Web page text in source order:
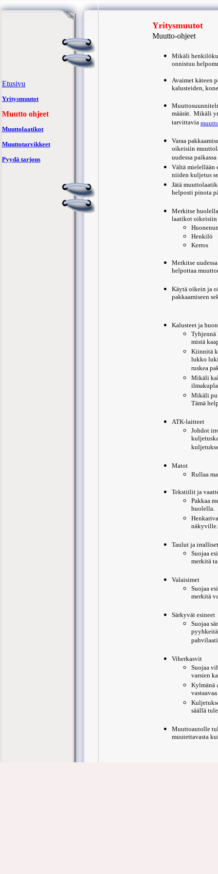
Etusivu
Yritysmuutot
Muutto ohjeet
Muuttolaatikot
Muuttotarvikkeet
Pyydä tarjous
Yritysmuutot
Muutto-ohjeet
Mikäli
onnistuu
Avaimet käteen
kalusteiden,
määrät. Mikäli
tarvittavia
Varaa
oikeisiin
uudessa
Vältä mielellään
niiden kuljetus
Jätä
helposti pinota
Merkitse
laatikot
Henkilö
Kerros
Merkitse
helpottaa
Käytä oikein ja
pakkaamiseen
Kalusteet ja
mistä
Kiinnitä
lukko
ruskea
Mikäli
Mikäli
Tämä
ATK-laitteet
Johdot
Matot
Rullaa
Tekstiilit ja
Pakkaa
huolella.
Taulut ja
Suojaa
merkitä
Valaisimet
Suojaa
merkitä
Särkyvät esineet
Suojaa
Viherkasvit
Suojaa
varsien
Kylmänä
vastaavaa.
säällä
Muuttoautolle
muutettavasta